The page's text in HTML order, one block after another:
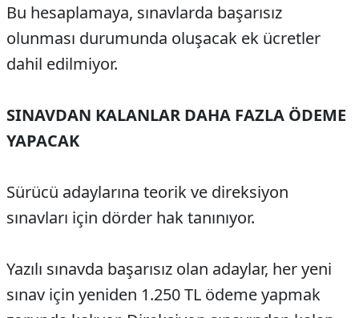
Bu hesaplamaya, sınavlarda başarısız
olunması durumunda oluşacak ek ücretler
dahil edilmiyor.
SINAVDAN KALANLAR DAHA FAZLA ÖDEME
YAPACAK
Sürücü adaylarına teorik ve direksiyon
sınavları için dörder hak tanınıyor.
Yazılı sınavda başarısız olan adaylar, her yeni
sınav için yeniden 1.250 TL ödeme yapmak